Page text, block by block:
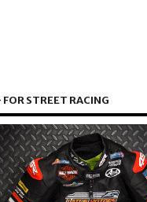
FOR STREET RACING